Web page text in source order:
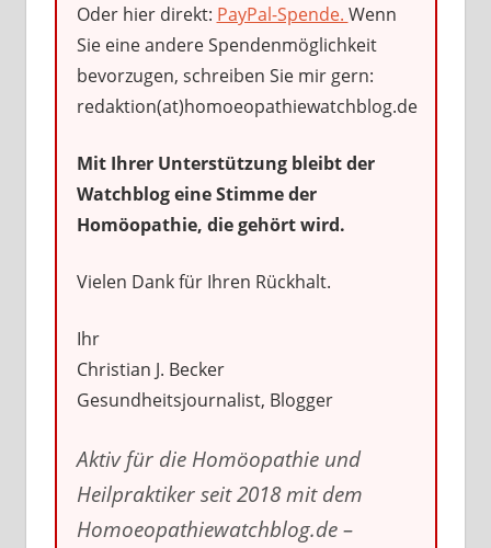
Oder hier direkt: PayPal-Spende. Wenn
Sie eine andere Spendenmöglichkeit
bevorzugen, schreiben Sie mir gern:
redaktion(at)homoeopathiewatchblog.de
Mit Ihrer Unterstützung bleibt der
Watchblog eine Stimme der
Homöopathie, die gehört wird.
Vielen Dank für Ihren Rückhalt.
Ihr
Christian J. Becker
Gesundheitsjournalist, Blogger
Aktiv für die Homöopathie und
Heilpraktiker seit 2018 mit dem
Homoeopathiewatchblog.de –